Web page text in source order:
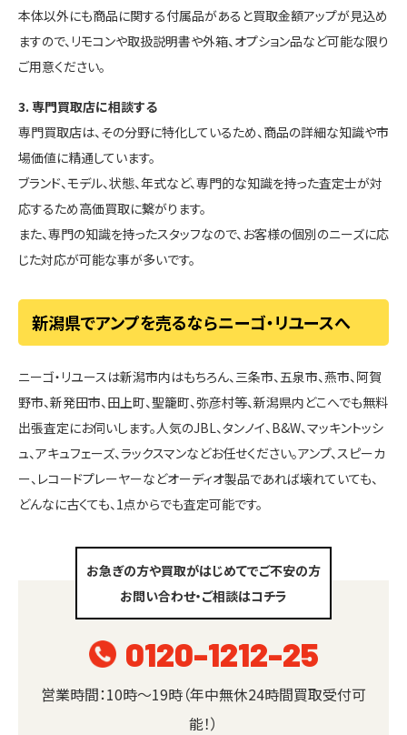
本体以外にも商品に関する付属品があると買取金額アップが見込め
ますので、リモコンや取扱説明書や外箱、オプション品など可能な限り
ご用意ください。
3. 専門買取店に相談する
専門買取店は、その分野に特化しているため、商品の詳細な知識や市
場価値に精通しています。
ブランド、モデル、状態、年式など、専門的な知識を持った査定士が対
応するため高価買取に繋がります。
また、専門の知識を持ったスタッフなので、お客様の個別のニーズに応
じた対応が可能な事が多いです。
新潟県でアンプを売るならニーゴ・リユースへ
ニーゴ・リユースは新潟市内はもちろん、三条市、五泉市、燕市、阿賀
野市、新発田市、田上町、聖籠町、弥彦村等、新潟県内どこへでも無料
出張査定にお伺いします。人気のJBL、タンノイ、B&W、マッキントッシ
ュ、アキュフェーズ、ラックスマンなどお任せください。アンプ、スピーカ
ー、レコードプレーヤーなどオーディオ製品であれば壊れていても、
どんなに古くても、1点からでも査定可能です。
お急ぎの方や買取がはじめてでご不安の方
お問い合わせ・ご相談はコチラ
0120-1212-25
営業時間：10時～19時（年中無休24時間買取受付可
能！）